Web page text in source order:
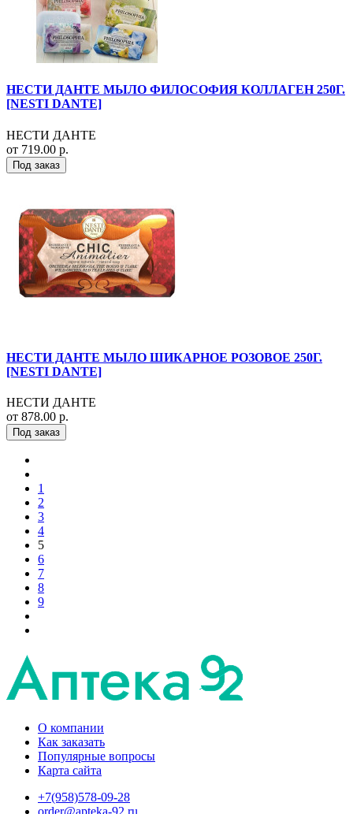
НЕСТИ ДАНТЕ МЫЛО ФИЛОСОФИЯ КОЛЛАГЕН 250Г.
[NESTI DANTE]
НЕСТИ ДАНТЕ
от 719.00 р.
Под заказ
НЕСТИ ДАНТЕ МЫЛО ШИКАРНОЕ РОЗОВОЕ 250Г.
[NESTI DANTE]
НЕСТИ ДАНТЕ
от 878.00 р.
Под заказ
1
2
3
4
5
6
7
8
9
О компании
Как заказать
Популярные вопросы
Карта сайта
+7(958)578-09-28